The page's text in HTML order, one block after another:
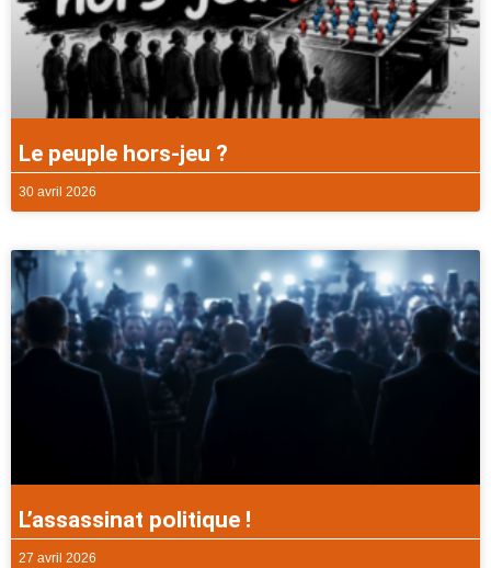
Le peuple hors-jeu ?
30 avril 2026
L’assassinat politique !
27 avril 2026